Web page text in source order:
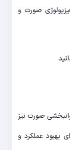
صورت و
صورت نیز
بهبود عملکرد و